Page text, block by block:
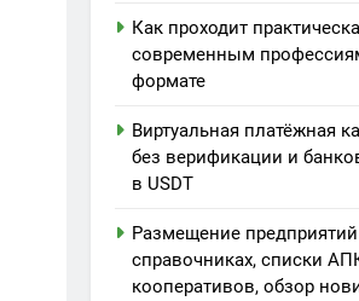
Как проходит
современным
формате
Виртуальная платёжная
без верификации и
в USDT
Размещение
справочниках, списки
кооперативов, обзор